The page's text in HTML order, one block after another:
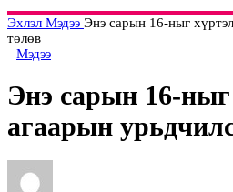
Эхлэл Мэдээ Энэ сарын 16-ныг
төлөв
Мэдээ
Энэ сарын 16-ныг
агаарын